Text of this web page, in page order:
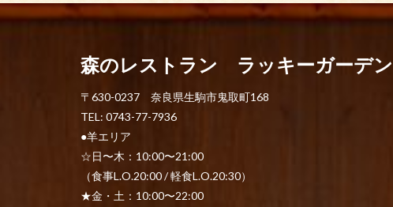
森のレストラン ラッキーガーデン
〒630-0237 奈良県生駒市鬼取町168
TEL: 0743-77-7936
●羊エリア
☆日〜木：10:00〜21:00
（食事L.O.20:00 / 軽食L.O.20:30）
★金・土：10:00〜22:00